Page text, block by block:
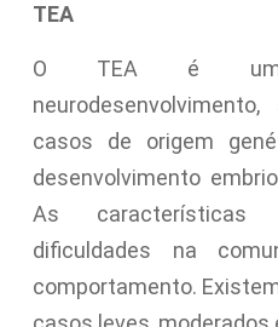
TEA
O TEA é um
casos de origem
desenvolvimento
As características
dificuldades na
comportamento.